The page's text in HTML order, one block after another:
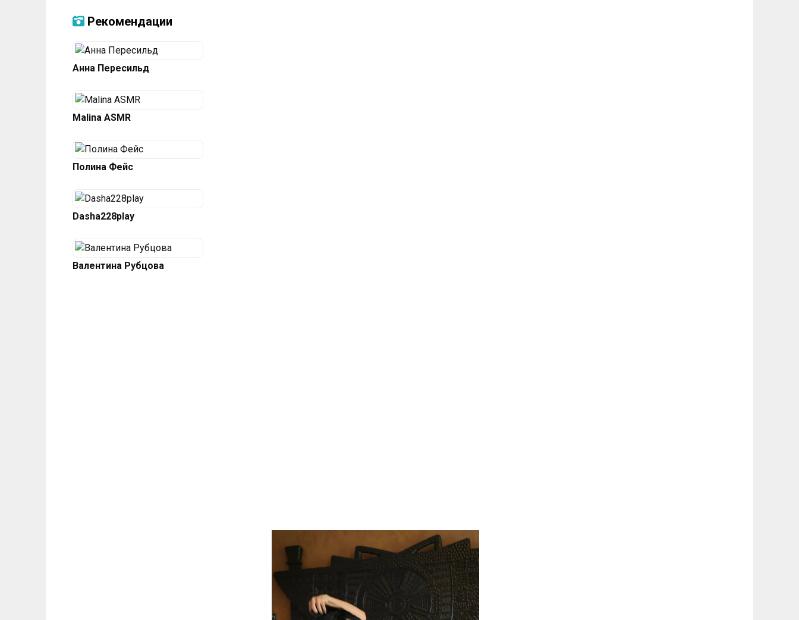
Рекомендации
Анна Пересильд
Malina ASMR
Полина Фейс
Dasha228play
Валентина Рубцова